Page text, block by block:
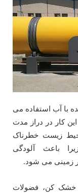
با آب استفاده می
این کار در دراز مدت
زیست خطرناک
باعث آلودگی
زمینی می شود.
خشک کن، فضولات